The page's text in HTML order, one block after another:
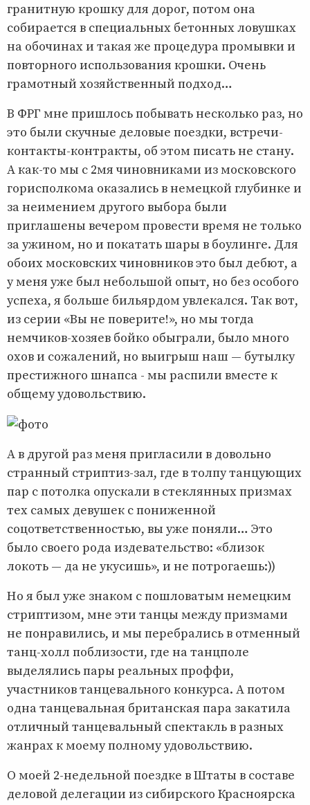
гранитную крошку для дорог, потом она
собирается в специальных бетонных ловушках
на обочинах и такая же процедура промывки и
повторного использования крошки. Очень
грамотный хозяйственный подход…
В ФРГ мне пришлось побывать несколько раз, но
это были скучные деловые поездки, встречи-
контакты-контракты, об этом писать не стану.
А как-то мы с 2мя чиновниками из московского
горисполкома оказались в немецкой глубинке и
за неимением другого выбора были
приглашены вечером провести время не только
за ужином, но и покатать шары в боулинге. Для
обоих московских чиновников это был дебют, а
у меня уже был небольшой опыт, но без особого
успеха, я больше бильярдом увлекался. Так вот,
из серии «Вы не поверите!», но мы тогда
немчиков-хозяев бойко обыграли, было много
охов и сожалений, но выигрыш наш — бутылку
престижного шнапса - мы распили вместе к
общему удовольствию.
А в другой раз меня пригласили в довольно
странный стриптиз-зал, где в толпу танцующих
пар с потолка опускали в стеклянных призмах
тех самых девушек с пониженной
соцответственностью, вы уже поняли… Это
было своего рода издевательство: «близок
локоть — да не укусишь», и не потрогаешь:))
Но я был уже знаком с пошловатым немецким
стриптизом, мне эти танцы между призмами
не понравились, и мы перебрались в отменный
танц-холл поблизости, где на танцполе
выделялись пары реальных проффи,
участников танцевального конкурса. А потом
одна танцевальная британская пара закатила
отличный танцевальный спектакль в разных
жанрах к моему полному удовольствию.
О моей 2-недельной поездке в Штаты в составе
деловой делегации из сибирского Красноярска